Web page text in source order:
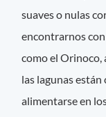
suaves o nulas
encontrarnos
como el Orinoco,
las lagunas están
alimentarse en